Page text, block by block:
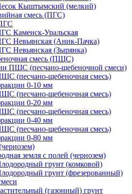
Кыштымский (мелкий)
смесь (ПГС)
Каменск-Уральская
Невьянская (Аник-Пачка)
Невьянская (Зырянка)
смесь (ПЩС)
ПЩС (песчано-щебеночной смеси)
(песчано-щебеночная смесь)
0-10 мм
(песчано-щебеночная смесь)
0-20 мм
(песчано-щебеночная смесь)
0-40 мм
(песчано-щебеночная смесь)
0-80 мм
земля с полей (чернозем)
грунт (комковой)
грунт (фрезерованный)
(газонный) грунт